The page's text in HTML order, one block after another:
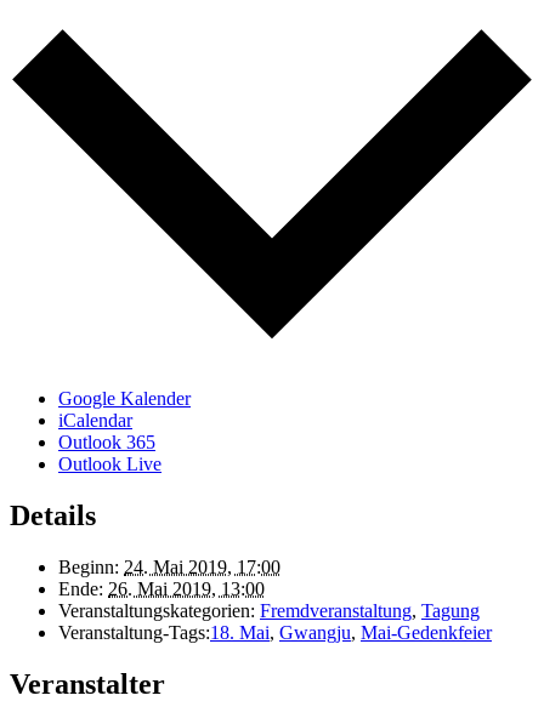
Google Kalender
iCalendar
Outlook 365
Outlook Live
Details
Beginn: 24. Mai 2019, 17:00
Ende: 26. Mai 2019, 13:00
Veranstaltungskategorien: Fremdveranstaltung, Tagung
Veranstaltung-Tags:18. Mai, Gwangju, Mai-Gedenkfeier
Veranstalter